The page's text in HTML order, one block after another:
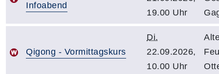
Infoabend
19.00 Uhr
Qigong - Vormittagskurs
Di.
22.09.2026,
10.00 Uhr